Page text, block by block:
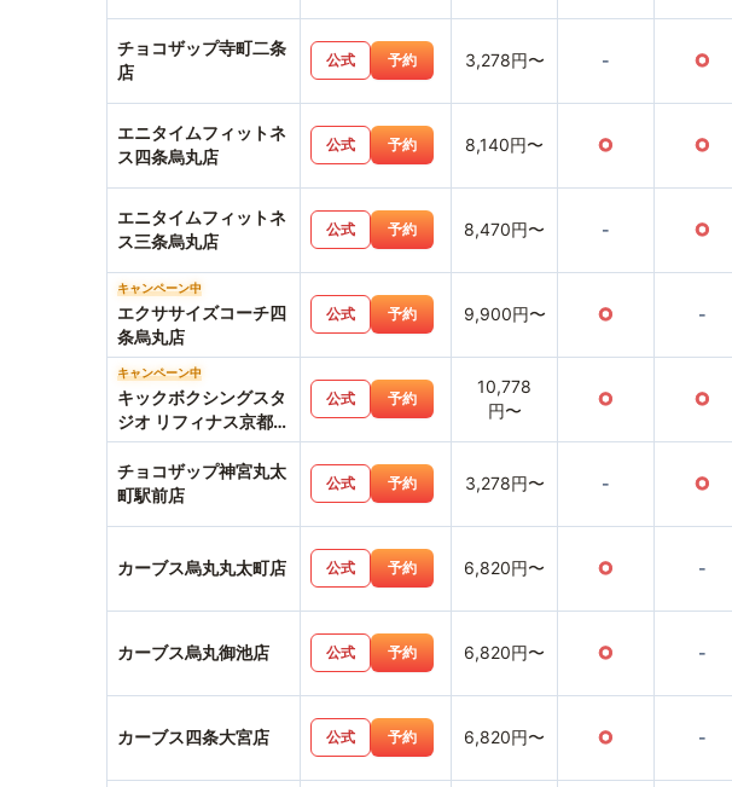
チョコザップ寺町二条
店
公式 予約 3,278円〜 - ○
エニタイムフィットネ
ス四条烏丸店
公式 予約 8,140円〜 ○ ○
エニタイムフィットネ
ス三条烏丸店
公式 予約 8,470円〜 - ○
キャンペーン中
エクササイズコーチ四
条烏丸店
公式 予約 9,900円〜 ○ -
キャンペーン中
キックボクシングスタ
ジオ リフィナス京都烏
丸店
公式 予約
10,778
円〜
○ ○
チョコザップ神宮丸太
町駅前店
公式 予約 3,278円〜 - ○
カーブス烏丸丸太町店 公式 予約 6,820円〜 ○ -
カーブス烏丸御池店 公式 予約 6,820円〜 ○ -
カーブス四条大宮店 公式 予約 6,820円〜 ○ -